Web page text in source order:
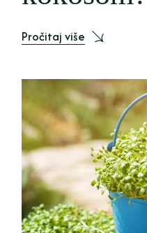
Pročitaj više